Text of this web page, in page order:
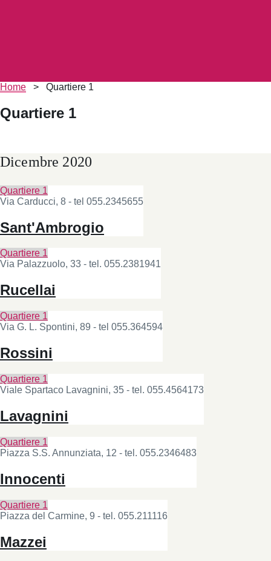
Briciole
pane
Home > Quartiere 1
Quartiere 1
Dicembre 2020
Quartiere 1
Via Carducci, 8 - tel 055.2345655
Sant'Ambrogio
Quartiere 1
Via Palazzuolo, 33 - tel. 055.2381941
Rucellai
Quartiere 1
Via G. L. Spontini, 89 - tel 055.364594
Rossini
Quartiere 1
Viale Spartaco Lavagnini, 35 - tel. 055.4564173
Lavagnini
Quartiere 1
Piazza S.S. Annunziata, 12 - tel. 055.2346483
Innocenti
Quartiere 1
Piazza del Carmine, 9 - tel. 055.211116
Mazzei